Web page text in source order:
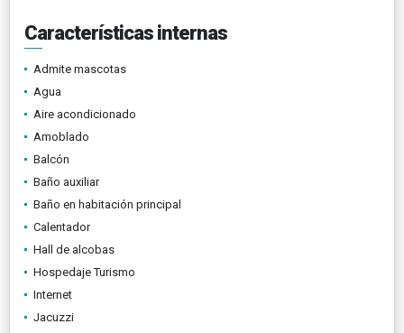
Características internas
Admite mascotas
Agua
Aire acondicionado
Amoblado
Balcón
Baño auxiliar
Baño en habitación principal
Calentador
Hall de alcobas
Hospedaje Turismo
Internet
Jacuzzi